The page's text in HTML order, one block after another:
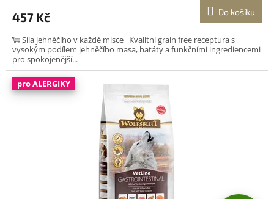
457 Kč Do košíku
🐑 Síla jehněčího v každé misce Kvalitní grain free receptura s
vysokým podílem jehněčího masa, batáty a funkčními ingrediencemi
pro spokojenější...
pro ALERGIKY